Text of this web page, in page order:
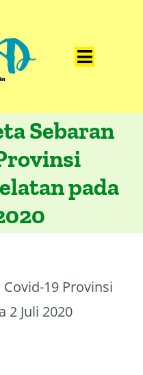
Toggle
Artikel
Visualisasi
About Me
Sebaran
pada
19 Provinsi
2 Juli 2020